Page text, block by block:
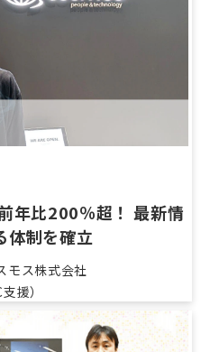
年比200％超！ 最新情
体制を確立
モス株式会社
支援）